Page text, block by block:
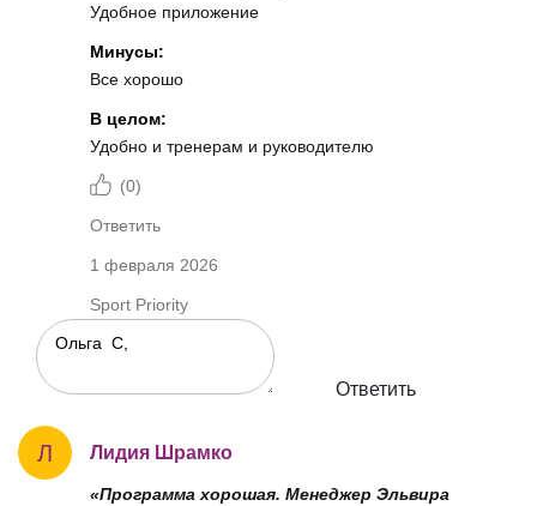
Удобное приложение
Минусы:
Все хорошо
В целом:
Удобно и тренерам и руководителю
(0)
Ответить
1 февраля 2026
Sport Priority
Ответить
Л Лидия Шрамко
«Программа хорошая. Менеджер Эльвира